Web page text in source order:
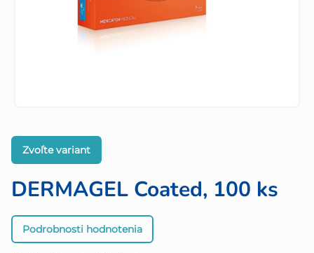
DERMAGEL Coated, 100 ks
Priemerné
hodnotenie
Podrobnosti hodnotenia
Zvoľte variant